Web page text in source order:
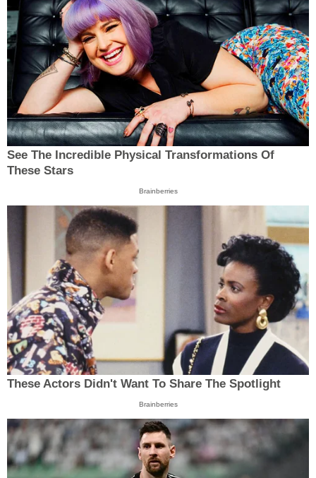
See The Incredible Physical Transformations Of
These Stars
Brainberries
These Actors Didn't Want To Share The Spotlight
Brainberries